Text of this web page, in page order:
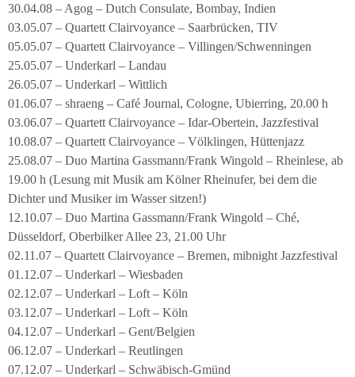
30.04.08 – Agog – Dutch Consulate, Bombay, Indien
03.05.07 – Quartett Clairvoyance – Saarbrücken, TIV
05.05.07 – Quartett Clairvoyance – Villingen/Schwenningen
25.05.07 – Underkarl – Landau
26.05.07 – Underkarl – Wittlich
01.06.07 – shraeng – Café Journal, Cologne, Ubierring, 20.00 h
03.06.07 – Quartett Clairvoyance – Idar-Obertein, Jazzfestival
10.08.07 – Quartett Clairvoyance – Völklingen, Hüttenjazz
25.08.07 – Duo Martina Gassmann/Frank Wingold – Rheinlese, ab
19.00 h (Lesung mit Musik am Kölner Rheinufer, bei dem die
Dichter und Musiker im Wasser sitzen!)
12.10.07 – Duo Martina Gassmann/Frank Wingold – Ché,
Düsseldorf, Oberbilker Allee 23, 21.00 Uhr
02.11.07 – Quartett Clairvoyance – Bremen, mibnight Jazzfestival
01.12.07 – Underkarl – Wiesbaden
02.12.07 – Underkarl – Loft – Köln
03.12.07 – Underkarl – Loft – Köln
04.12.07 – Underkarl – Gent/Belgien
06.12.07 – Underkarl – Reutlingen
07.12.07 – Underkarl – Schwäbisch-Gmünd